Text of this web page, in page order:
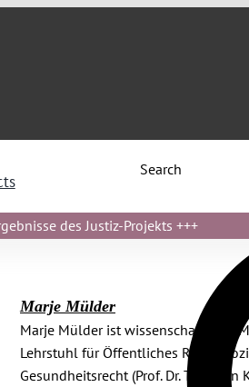
Search
des Justiz-Projekts +++
Marje Mülder
Marje Mülder ist wissenschaftliche
Lehrstuhl für Öffentliches Recht,
Gesundheitsrecht (Prof. Dr. Thorsten